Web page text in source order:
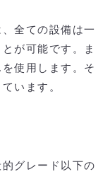
全ての設備は一
が可能です。ま
使用します。そ
います。
グレード以下の